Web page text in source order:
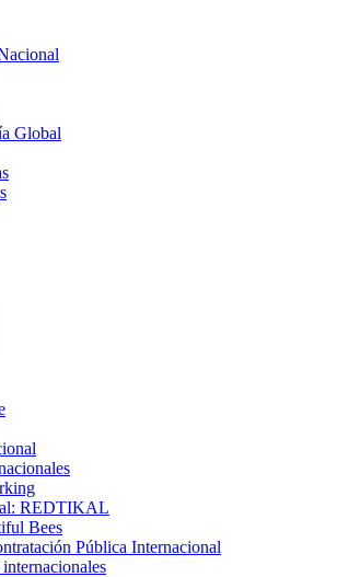
Global
REDTIKAL
Bees
Pública Internacional